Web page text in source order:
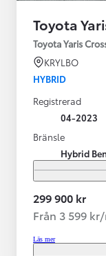
Toyota
Toyota Yaris
KRYLBO
HYBRID
Registrerad
04-2023
Bränsle
Hybrid
299 900 kr
Från 3 599
Läs mer